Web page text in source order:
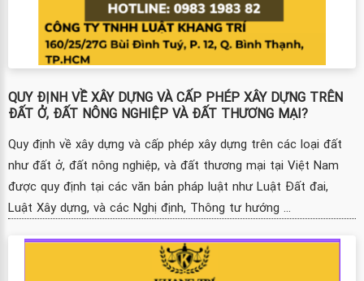
QUY ĐỊNH VỀ XÂY DỰNG VÀ CẤP PHÉP XÂY DỰNG TRÊN
ĐẤT Ở, ĐẤT NÔNG NGHIỆP VÀ ĐẤT THƯƠNG MẠI?
Quy định về xây dựng và cấp phép xây dựng trên các loại đất
như đất ở, đất nông nghiệp, và đất thương mại tại Việt Nam
được quy định tại các văn bản pháp luật như Luật Đất đai,
Luật Xây dựng, và các Nghị định, Thông tư hướng ...